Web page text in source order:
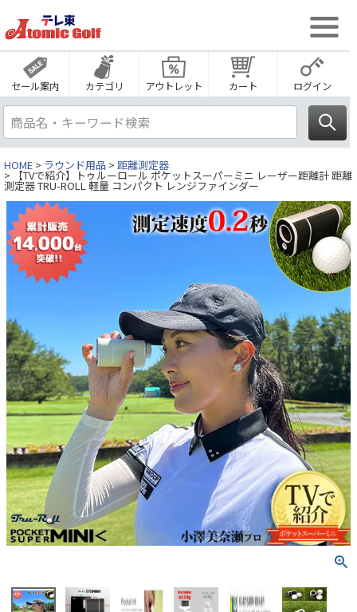
セール案内 カテゴリ アウトレット カート ログイン
HOME ラウンド用品 距離測定器
【TVで紹介】トゥルーロール ポケットスーパーミニ レーザー距離計 距離
測定器 TRU-ROLL 軽量 コンパクト レンジファインダー